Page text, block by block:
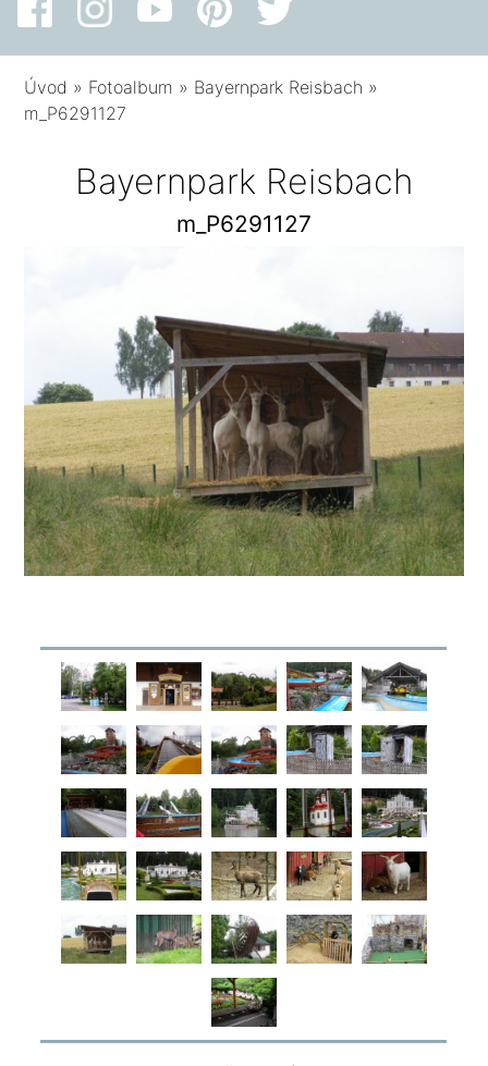
Úvod » Fotoalbum » Bayernpark Reisbach »
m_P6291127
Bayernpark Reisbach
m_P6291127